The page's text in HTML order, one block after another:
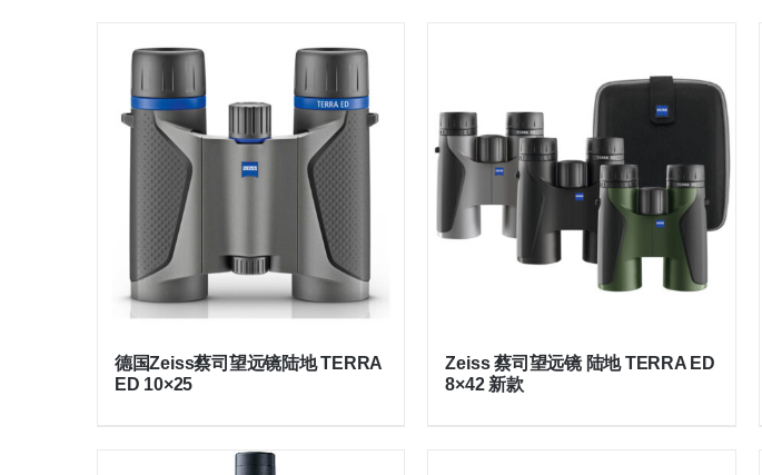
德国Zeiss蔡司望远镜陆地 TERRA
ED 10×25
Zeiss 蔡司望远镜 陆地 TERRA ED
8×42 新款